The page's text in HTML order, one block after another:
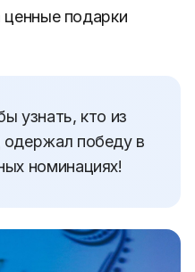
подарки
узнать, кто из
одержал победу в
номинациях!